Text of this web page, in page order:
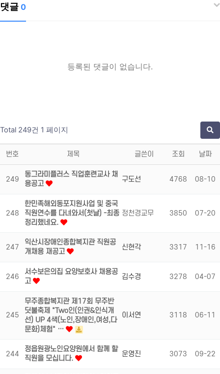
댓글 0
등록된 댓글이 없습니다.
Total 249건 1 페이지
번호 제목 글쓴이 조회 날짜
249
동그라미플러스 직업훈련교사 채
용공고
구도선 4768 08-10
248
한민족해외동포지원사업 및 중국
직원연수를 다녀와서(첫날) -최종
정리했네요.
정천경교무 3850 07-20
247
익산시장애인종합복지관 직원공
개채용 재공고
신현각 3317 11-16
246
서수보은의집 요양보호사 채용공
고
김수경 3278 04-07
245
무주종합복지관 제17회 무주반
딧불축제 "Two인(인권&인식개
선) UP 4색(노인,장애인,여성,다
문화)체험" …
이서연 3118 06-11
244
정읍원광노인요양원에서 함께 할
직원을 모십니다.
운영진 3073 09-22